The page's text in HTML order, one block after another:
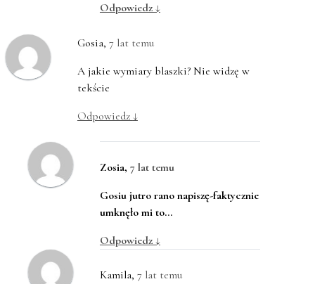
Odpowiedz ↓
Gosia, 7 lat temu
A jakie wymiary blaszki? Nie widzę w
tekście
Odpowiedz ↓
Zosia, 7 lat temu
Gosiu jutro rano napiszę-faktycznie
umknęło mi to…
Odpowiedz ↓
Kamila, 7 lat temu